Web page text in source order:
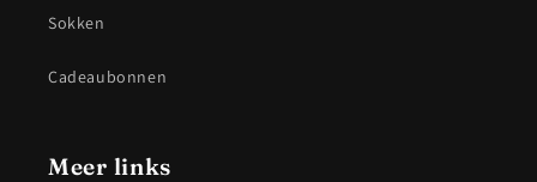
Sokken
Cadeaubonnen
Meer links